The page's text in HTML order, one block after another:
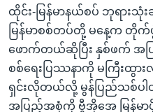
နေရာ
ကျော်
ရန်
ထိုင်း-မြန်မာနယ်စပ် ဘုရားသုံ
မြန်မာစစ်တပ်တို့ မနေ့က တိုက်ပွဲ
ဖောက်တယ်ဆိုပြီး နှစ်ဖက် အပ
စစ်ရေးပြဿနာကို မကြီးထွားလာ
ရှင်းလိုတယ်လို့ မွန်ပြည်သစ်ပ
အပြည့်အစုံကို ဗွီအိုအေ မြန်မ